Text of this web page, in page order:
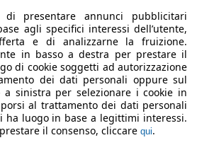
110 kW (150 PS)
di presentare annunci pubblicitari
agli specifici interessi dell’utente,
e di analizzarne la fruizione.
in basso a destra per prestare il
di cookie soggetti ad autorizzazione
dei dati personali oppure sul
a sinistra per selezionare i cookie in
al trattamento dei dati personali
ha luogo in base a legittimi interessi.
prestare il consenso, cliccare qui.